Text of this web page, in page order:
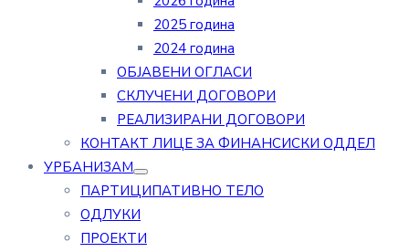
2025 година
2024 година
ОБЈАВЕНИ ОГЛАСИ
СКЛУЧЕНИ ДОГОВОРИ
РЕАЛИЗИРАНИ ДОГОВОРИ
КОНТАКТ ЛИЦЕ ЗА ФИНАНСИСКИ ОДДЕЛ
УРБАНИЗАМ
ПАРТИЦИПАТИВНО ТЕЛО
ОДЛУКИ
ПРОЕКТИ